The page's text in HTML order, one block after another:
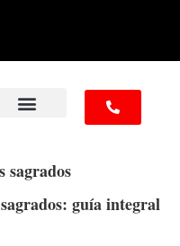
sagrados
guía integral